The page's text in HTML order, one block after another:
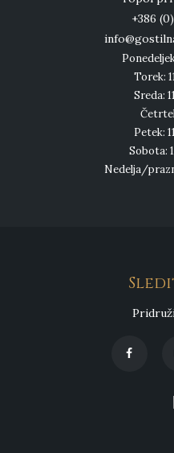
+386
Torek:
Sreda:
Petek:
Sobota:
Nedelja/